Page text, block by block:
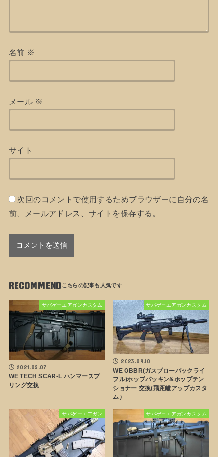
名前 ※
メール ※
サイト
次回のコメントで使用するためブラウザーに自分の名
前、メールアドレス、サイトを保存する。
RECOMMEND
サバゲーエアガンカスタム
2021.05.07
WE TECH SCAR-L ハンマースプ
リング交換
サバゲーエアガンカスタム
2023.09.10
WE GBBR(ガスブローバックライ
フル)ホップパッキン&ホップテン
ショナー 交換(飛距離アップカスタ
ム）
サバゲーエアガン サバゲーエアガンカスタム